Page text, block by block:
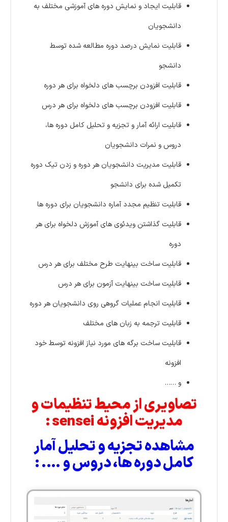
قابلیت ایجاد و نمایش دوره های آموزشی مختلف به
دانشجویان
قابلیت نمایش درصد دوره مطالعه شده توسط
دانشجو
قابلیت افزودن برچسب های دلخواه برای هر دوره
قابلیت افزودن برچسب های دلخواه برای هر درس
قابلیت ارائه آمار و تجزیه و تحلیل کامل دوره ها،
دروس و نمرات دانشجویان
قابلیت مدیریت دانشجویان هر دوره و زدن تیک دوره
تکمیل شده برای دانشجو
قابلیت تنظیم مجدد آماره دانشجویان برای دوره ها
قابلیت گذاشتن ویدئوی های آموزش دلخواه برای هر
دوره
قابلیت ساخت بینهایت طرح مختلف برای هر درس
قابلیت ساخت بینهایت آزمون برای هر درس
قابلیت انجام عملیات گروهی روی دانشجویان هر دوره
قابلیت ترجمه به زبان های مختلف
قابلیت ساخت برگه های مورد نیاز افزونه توسط خود
افزونه
و ……
تصاویری از محیط تنظیمات و
مدیریت افزونه sensei :
مشاهده تجزیه و تحلیل آمار
کامل دوره ها، دروس و …. :